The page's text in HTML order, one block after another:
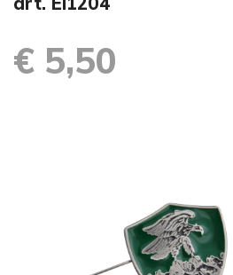
€ 5,50